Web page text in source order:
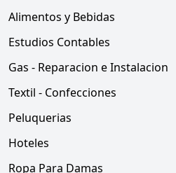
Alimentos y Bebidas
Estudios Contables
Gas - Reparacion e Instalacion
Textil - Confecciones
Peluquerias
Hoteles
Ropa Para Damas